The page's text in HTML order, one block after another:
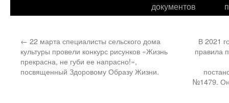
документов
← 22 марта специалисты сельского дома
культуры провели конкурс рисунков «Жизнь
прекрасна, не губи ее напрасно!»,
посвященный Здоровому Образу Жизни.
В 2021
правила
№1479.